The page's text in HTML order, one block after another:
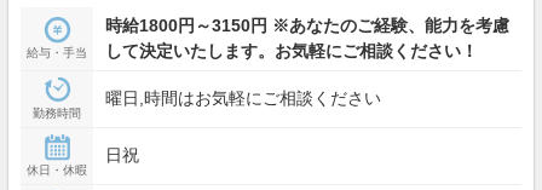
給与・手当
時給1800円～3150円 ※あなたのご経験、能力を考慮
して決定いたします。お気軽にご相談ください！
勤務時間
曜日,時間はお気軽にご相談ください
休日・休暇
日祝